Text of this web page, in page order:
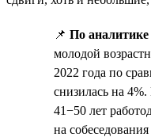
📌 По
молодой
2022 года по
снизилась на
41−50 лет
на